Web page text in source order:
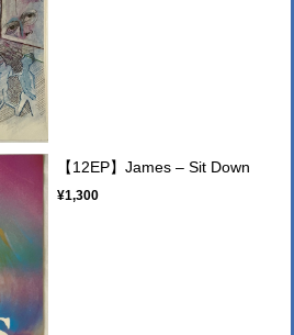
【12EP】James ‎– Sit Down
¥1,300